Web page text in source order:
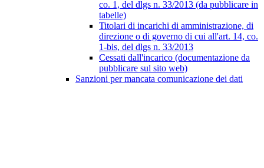
co. 1, del dlgs n. 33/2013 (da pubblicare in
tabelle)
Titolari di incarichi di amministrazione, di
direzione o di governo di cui all'art. 14, co.
1-bis, del dlgs n. 33/2013
Cessati dall'incarico (documentazione da
pubblicare sul sito web)
Sanzioni per mancata comunicazione dei dati